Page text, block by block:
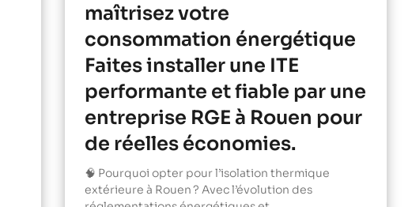
maîtrisez votre
consommation énergétique
Faites installer une ITE
performante et fiable par une
entreprise RGE à Rouen pour
de réelles économies.
🧠 Pourquoi opter pour l’isolation thermique
extérieure à Rouen ? Avec l’évolution des